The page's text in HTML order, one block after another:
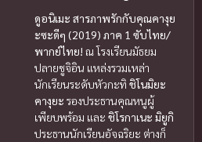
ดูอนิเมะ สารภาพรักกับคุณคางุย
ะซะดีๆ (2019) ภาค 1 ซับไทย/
พากย์ไทย! ณ โรงเรียนมัธยม
ปลายชูจิอิน แหล่งรวมเหล่า
นักเรียนระดับหัวกะทิ ชิโนมิยะ
คางุยะ รองประธานคุณหนูผู้
เพียบพร้อม และ ชิโรกาเนะ มิยูกิ
ประธานนักเรียนอัจฉริยะ ต่างก็